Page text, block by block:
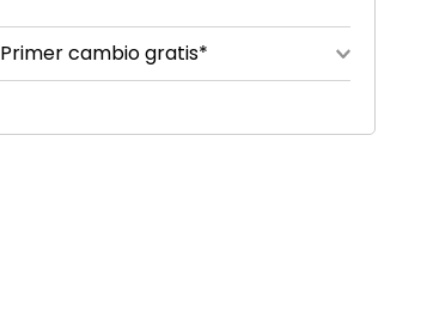
Primer cambio gratis*